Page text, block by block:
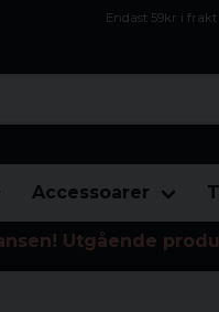
Endast 59kr i frakt
Accessoarer
Utgående